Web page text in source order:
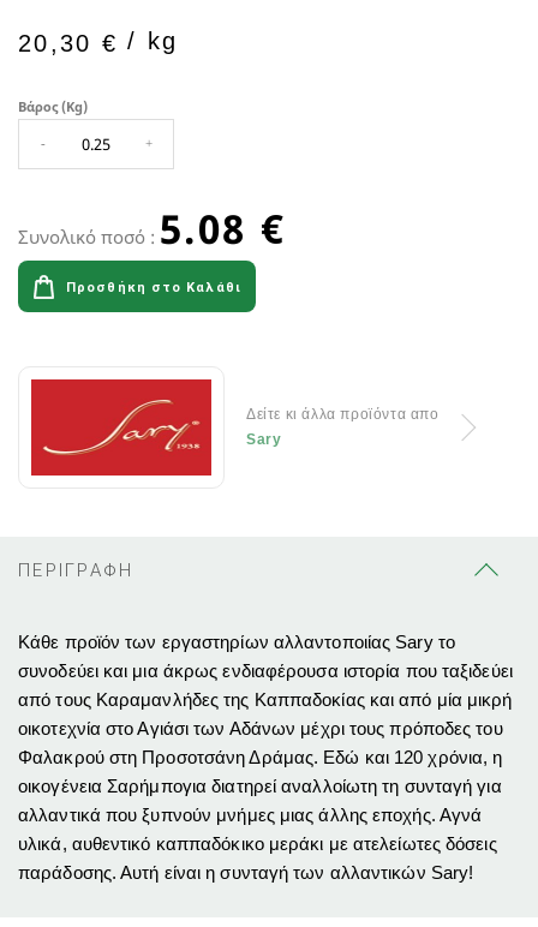
20,30 € / kg
Βάρος (kg)
- +
Συνολικό ποσό : 5.08 €
Προσθήκη στο Καλάθι
Δείτε κι άλλα προϊόντα απο
Sary
ΠΕΡΙΓΡΑΦΗ
Κάθε προϊόν των εργαστηρίων αλλαντοποιίας Sary το
συνοδεύει και μια άκρως ενδιαφέρουσα ιστορία που ταξιδεύει
από τους Καραμανλήδες της Καππαδοκίας και από μία μικρή
οικοτεχνία στο Αγιάσι των Αδάνων μέχρι τους πρόποδες του
Φαλακρού στη Προσοτσάνη Δράμας. Εδώ και 120 χρόνια, η
οικογένεια Σαρήμπογια διατηρεί αναλλοίωτη τη συνταγή για
αλλαντικά που ξυπνούν μνήμες μιας άλλης εποχής. Αγνά
υλικά, αυθεντικό καππαδόκικο μεράκι με ατελείωτες δόσεις
παράδοσης. Αυτή είναι η συνταγή των αλλαντικών Sary!